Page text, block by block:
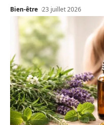
Bien-être 23 juillet 2026